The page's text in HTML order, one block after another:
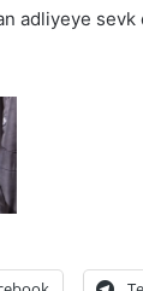
adliyeye